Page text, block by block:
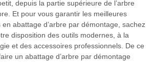
depuis la partie supérieure de l’arbre
Et pour vous garantir les meilleures
abattage d’arbre par démontage, sachez
disposition des outils modernes, à la
et des accessoires professionnels. De ce
un abattage d’arbre par démontage